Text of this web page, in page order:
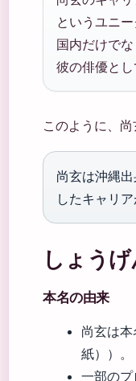
というユニ
国内だけで
彼の俳優とし
このように、
尚玄は沖縄
したキャリア
しょう
本名の由来
尚玄は
紙））。
一部の